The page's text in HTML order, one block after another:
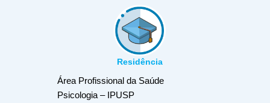
Residência
Área Profissional da Saúde
Psicologia – IPUSP